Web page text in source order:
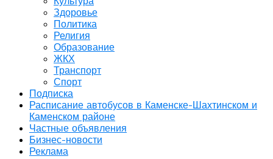
Здоровье
Политика
Религия
Образование
ЖКХ
Транспорт
Спорт
Подписка
Расписание автобусов в Каменске-Шахтинском и
Каменском районе
Частные объявления
Бизнес-новости
Реклама